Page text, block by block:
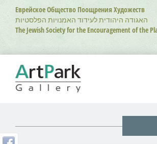
Перейти
основному
содержанию
Еврейское Общество Поощрения Художеств
האגודה היהודית לעידוד האמנויות הפלסטיות
The Jewish Society for the Encouragement of the